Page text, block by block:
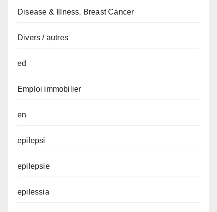
Disease & Illness, Breast Cancer
Divers / autres
ed
Emploi immobilier
en
epilepsi
epilepsie
epilessia